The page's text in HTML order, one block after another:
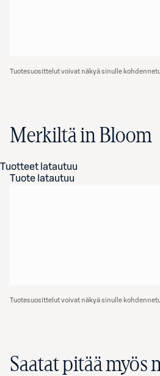
Tuotesuosittelut voivat näkyä sinulle
Merkiltä in Bloom
Tuotteet latautuu
Tuote latautuu
Tuotesuosittelut voivat näkyä sinulle
Saatat pitää myös